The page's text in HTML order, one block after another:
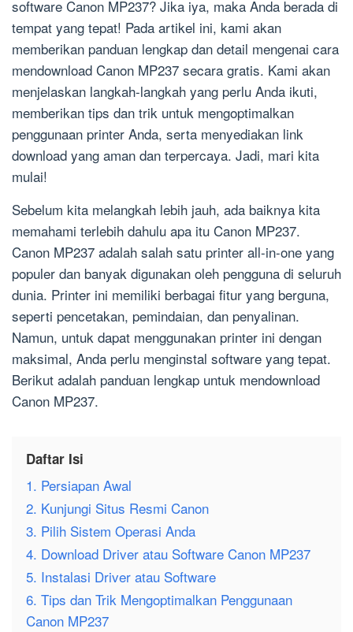
software Canon MP237? Jika iya, maka Anda berada di
tempat yang tepat! Pada artikel ini, kami akan
memberikan panduan lengkap dan detail mengenai cara
mendownload Canon MP237 secara gratis. Kami akan
menjelaskan langkah-langkah yang perlu Anda ikuti,
memberikan tips dan trik untuk mengoptimalkan
penggunaan printer Anda, serta menyediakan link
download yang aman dan terpercaya. Jadi, mari kita
mulai!
Sebelum kita melangkah lebih jauh, ada baiknya kita
memahami terlebih dahulu apa itu Canon MP237.
Canon MP237 adalah salah satu printer all-in-one yang
populer dan banyak digunakan oleh pengguna di seluruh
dunia. Printer ini memiliki berbagai fitur yang berguna,
seperti pencetakan, pemindaian, dan penyalinan.
Namun, untuk dapat menggunakan printer ini dengan
maksimal, Anda perlu menginstal software yang tepat.
Berikut adalah panduan lengkap untuk mendownload
Canon MP237.
Daftar Isi
1. Persiapan Awal
2. Kunjungi Situs Resmi Canon
3. Pilih Sistem Operasi Anda
4. Download Driver atau Software Canon MP237
5. Instalasi Driver atau Software
6. Tips dan Trik Mengoptimalkan Penggunaan
Canon MP237